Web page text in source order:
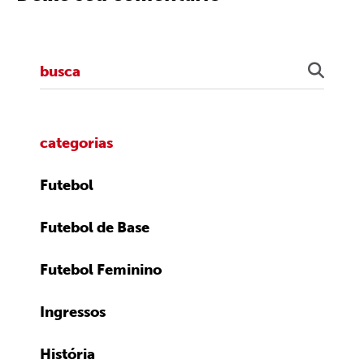
categorias
Futebol
Futebol de Base
Futebol Feminino
Ingressos
História